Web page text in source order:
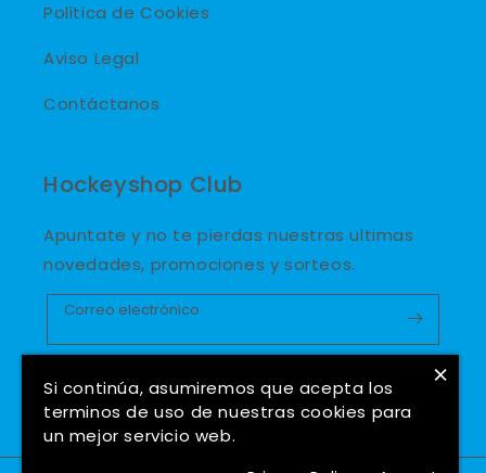
Politica de Cookies
Aviso Legal
Contáctanos
Hockeyshop Club
Apuntate y no te pierdas nuestras ultimas
novedades, promociones y sorteos.
Correo electrónico
TwitterFacebook
Instagram ×
Si continúa, asumiremos que acepta los
terminos de uso de nuestras cookies para
un mejor servicio web.